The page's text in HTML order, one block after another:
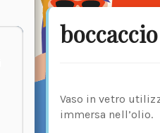
boccaccio
Vaso in vetro
immersa nell’olio.